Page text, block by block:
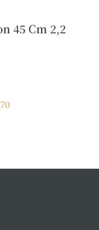
45 Cm 2,2